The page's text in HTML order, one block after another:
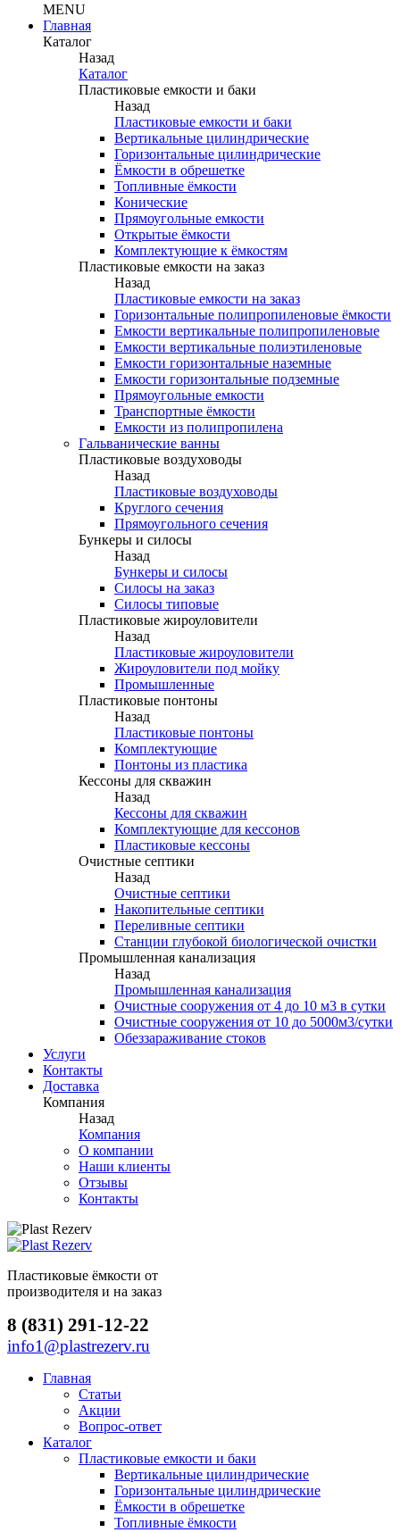
MENU
Главная
Каталог
Назад
Каталог
Пластиковые емкости и баки
Назад
Пластиковые емкости и баки
Вертикальные цилиндрические
Горизонтальные цилиндрические
Ёмкости в обрешетке
Топливные ёмкости
Конические
Прямоугольные емкости
Открытые ёмкости
Комплектующие к ёмкостям
Пластиковые емкости на заказ
Назад
Пластиковые емкости на заказ
Горизонтальные полипропиленовые ёмкости
Емкости вертикальные полипропиленовые
Емкости вертикальные полиэтиленовые
Емкости горизонтальные наземные
Емкости горизонтальные подземные
Прямоугольные емкости
Транспортные ёмкости
Емкости из полипропилена
Гальванические ванны
Пластиковые воздуховоды
Назад
Пластиковые воздуховоды
Круглого сечения
Прямоугольного сечения
Бункеры и силосы
Назад
Бункеры и силосы
Силосы на заказ
Силосы типовые
Пластиковые жироуловители
Назад
Пластиковые жироуловители
Жироуловители под мойку
Промышленные
Пластиковые понтоны
Назад
Пластиковые понтоны
Комплектующие
Понтоны из пластика
Кессоны для скважин
Назад
Кессоны для скважин
Комплектующие для кессонов
Пластиковые кессоны
Очистные септики
Назад
Очистные септики
Накопительные септики
Переливные септики
Станции глубокой биологической очистки
Промышленная канализация
Назад
Промышленная канализация
Очистные сооружения от 4 до 10 м3 в сутки
Очистные сооружения от 10 до 5000м3/сутки
Обеззараживание стоков
Услуги
Контакты
Доставка
Компания
Назад
Компания
О компании
Наши клиенты
Отзывы
Контакты
Пластиковые ёмкости от
производителя и на заказ
8 (831) 291-12-22
info1@plastrezerv.ru
Главная
Статьи
Акции
Вопрос-ответ
Каталог
Пластиковые емкости и баки
Вертикальные цилиндрические
Горизонтальные цилиндрические
Ёмкости в обрешетке
Топливные ёмкости